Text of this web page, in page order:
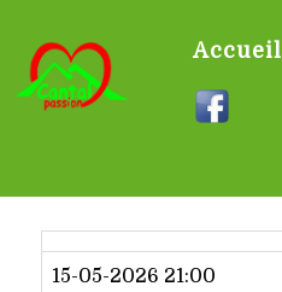
Accueil
15-05-2026 21:00